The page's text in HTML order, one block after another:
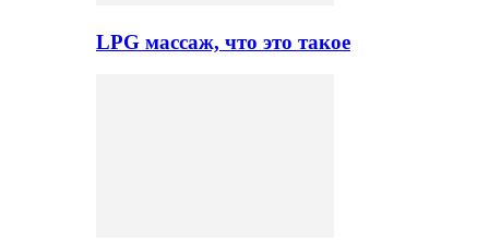
LPG массаж, что это такое